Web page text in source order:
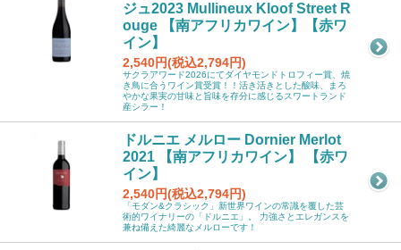
ジュ2023 Mullineux Kloof Street R
ouge 【南アフリカワイン】【赤ワ
イン】
2,540円(税込2,794円)
サクラアワード2026にてダイヤモンドトロフィー賞、焼
き鳥に合うワイン賞受賞！！活き活きとした酸味、まろ
やかな果実の甘味と旨味を存分に感じるスワートランド
産シラー！
ドルニエ メルロー Dornier Merlot
2021 【南アフリカワイン】 【赤ワ
イン】
2,540円(税込2,794円)
「モダン&クラシック」新世界ワインの常識を覆した芸
術的ワイナリーの「ドルニエ」。 力強さとエレガンスを
兼ね備えた綺麗なメルローです！